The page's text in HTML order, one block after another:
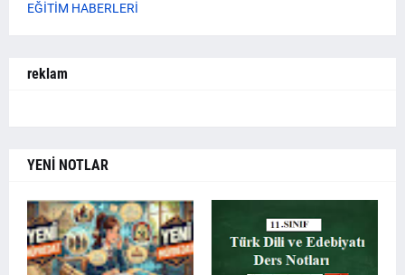
EĞİTİM HABERLERİ
reklam
YENİ NOTLAR